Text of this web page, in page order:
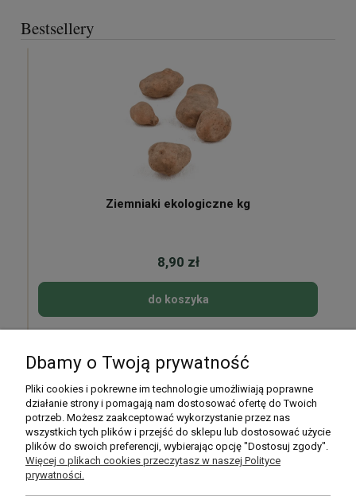
Bestsellery
Ziemniaki ekologiczne kg
8,90 zł
do koszyka
Moje konto
Płatności i dostawa
Dbamy o Twoją prywatność
Pliki cookies i pokrewne im technologie umożliwiają poprawne
działanie strony i pomagają nam dostosować ofertę do Twoich
potrzeb. Możesz zaakceptować wykorzystanie przez nas
wszystkich tych plików i przejść do sklepu lub dostosować użycie
plików do swoich preferencji, wybierając opcję "Dostosuj zgody".
Więcej o plikach cookies przeczytasz w naszej Polityce
prywatności.